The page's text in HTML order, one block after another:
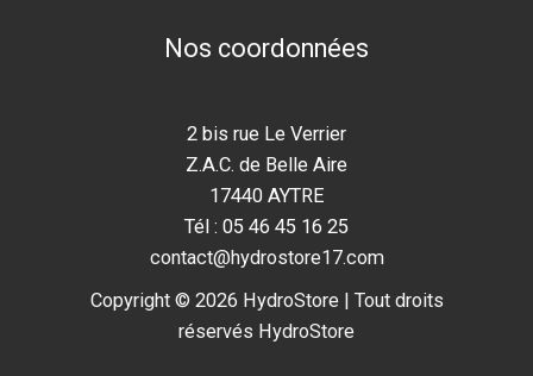
Nos coordonnées
2 bis rue Le Verrier
Z.A.C. de Belle Aire
17440 AYTRE
Tél : 05 46 45 16 25
contact@hydrostore17.com
Copyright © 2026 HydroStore | Tout droits
réservés HydroStore